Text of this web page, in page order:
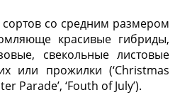
со средним разме­ром
красивые гиб­риды,
свекольные листо­вые
или прожилки (‘Christmas
Parade’, ‘Fouth of July’).